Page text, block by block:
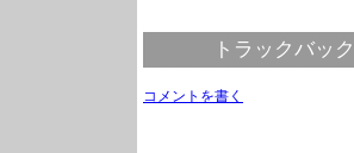
トラックバッ
コメントを書く